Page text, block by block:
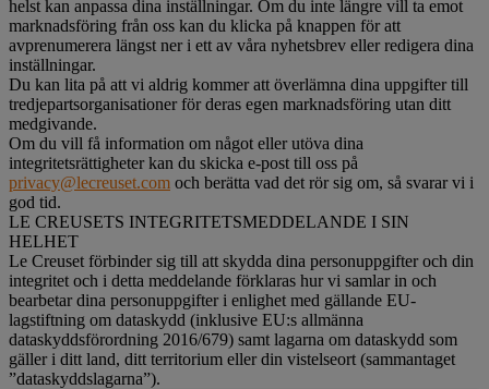
helst kan anpassa dina inställningar. Om du inte längre vill ta emot
marknadsföring från oss kan du klicka på knappen för att
avprenumerera längst ner i ett av våra nyhetsbrev eller redigera dina
inställningar.
Du kan lita på att vi aldrig kommer att överlämna dina uppgifter till
tredjepartsorganisationer för deras egen marknadsföring utan ditt
medgivande.
Om du vill få information om något eller utöva dina
integritetsrättigheter kan du skicka e-post till oss på
privacy@lecreuset.com och berätta vad det rör sig om, så svarar vi i
god tid.
LE CREUSETS INTEGRITETSMEDDELANDE I SIN
HELHET
Le Creuset förbinder sig till att skydda dina personuppgifter och din
integritet och i detta meddelande förklaras hur vi samlar in och
bearbetar dina personuppgifter i enlighet med gällande EU-
lagstiftning om dataskydd (inklusive EU:s allmänna
dataskyddsförordning 2016/679) samt lagarna om dataskydd som
gäller i ditt land, ditt territorium eller din vistelseort (sammantaget
”dataskyddslagarna”).